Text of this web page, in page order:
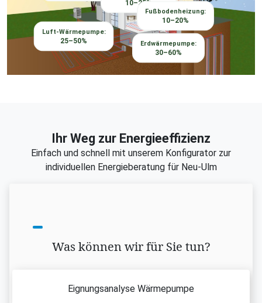
10–25%
Fußbodenheizung:
10–20%
Luft-Wärmepumpe:
25–50% Erdwärmepumpe:
30–60%
Ihr Weg zur Energieeffizienz
Einfach und schnell mit unserem Konfigurator zur
individuellen Energieberatung für Neu-Ulm
Was können wir für Sie tun?
Eignungsanalyse Wärmepumpe